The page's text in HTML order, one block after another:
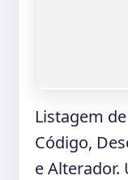
Listagem
Código,
e Alterador.